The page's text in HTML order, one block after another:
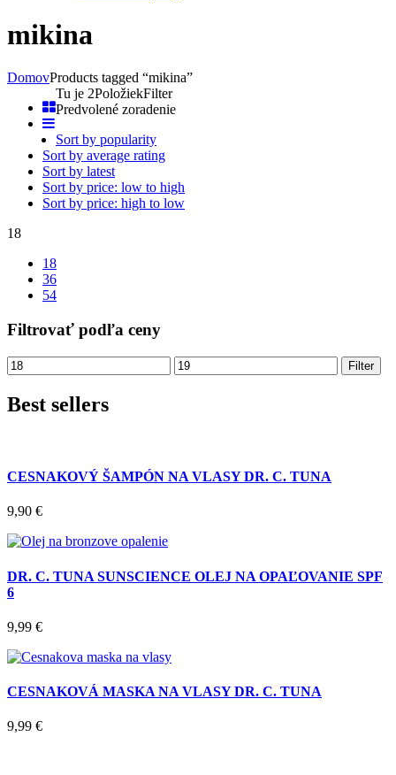
mikina
DomovProducts tagged “mikina”
Tu je 2PoložiekFilter
Predvolené zoradenie
Sort by popularity
Sort by average rating
Sort by latest
Sort by price: low to high
Sort by price: high to low
18
18
36
54
Filtrovať podľa ceny
Filter
Best sellers
CESNAKOVÝ ŠAMPÓN NA VLASY DR. C. TUNA
9,90 €
DR. C. TUNA SUNSCIENCE OLEJ NA OPAĽOVANIE SPF
6
9,99 €
CESNAKOVÁ MASKA NA VLASY DR. C. TUNA
9,99 €